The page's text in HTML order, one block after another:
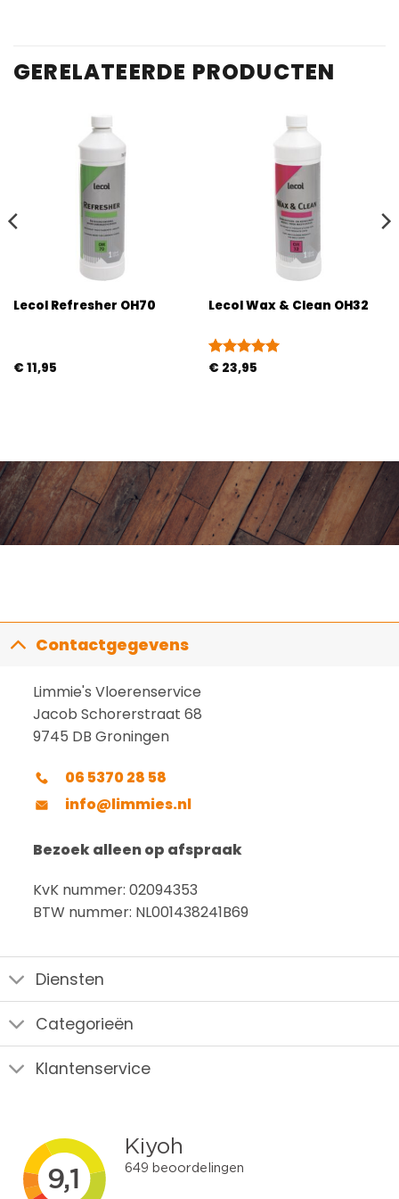
GERELATEERDE PRODUCTEN
Lecol Refresher OH70
€ 11,95
Lecol Wax & Clean OH32
Gewaardeerd
€ 23,95
Contactgegevens
Limmie's Vloerenservice
Jacob Schorerstraat 68
9745 DB Groningen
06 5370 28 58
info@limmies.nl
Bezoek alleen op afspraak
KvK nummer: 02094353
BTW nummer: NL001438241B69
Diensten
Categorieën
Klantenservice